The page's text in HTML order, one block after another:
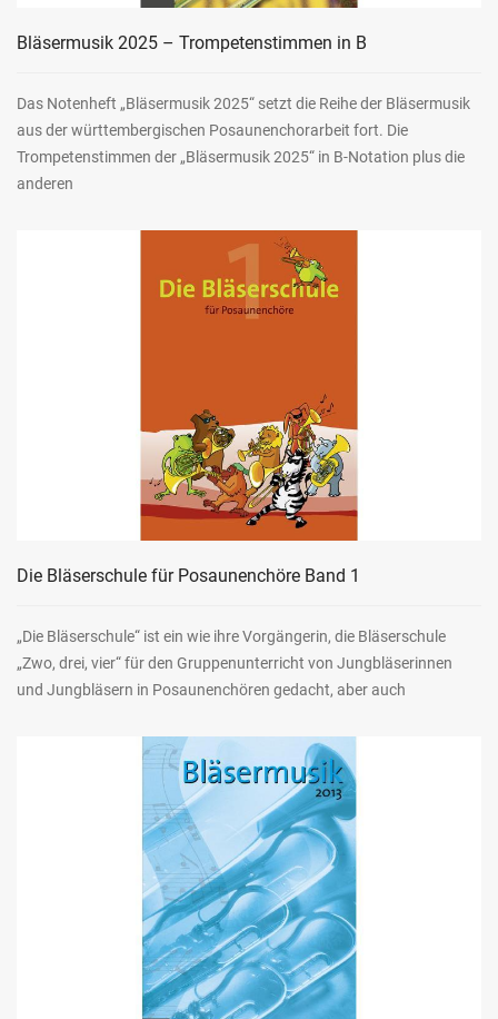
Bläsermusik 2025 – Trompetenstimmen in B
Das Notenheft „Bläsermusik 2025“ setzt die Reihe der Bläsermusik
aus der württembergischen Posaunenchorarbeit fort. Die
Trompetenstimmen der „Bläsermusik 2025“ in B-Notation plus die
anderen
Die Bläserschule für Posaunenchöre Band 1
„Die Bläserschule“ ist ein wie ihre Vorgängerin, die Bläserschule
„Zwo, drei, vier“ für den Gruppenunterricht von Jungbläserinnen
und Jungbläsern in Posaunenchören gedacht, aber auch